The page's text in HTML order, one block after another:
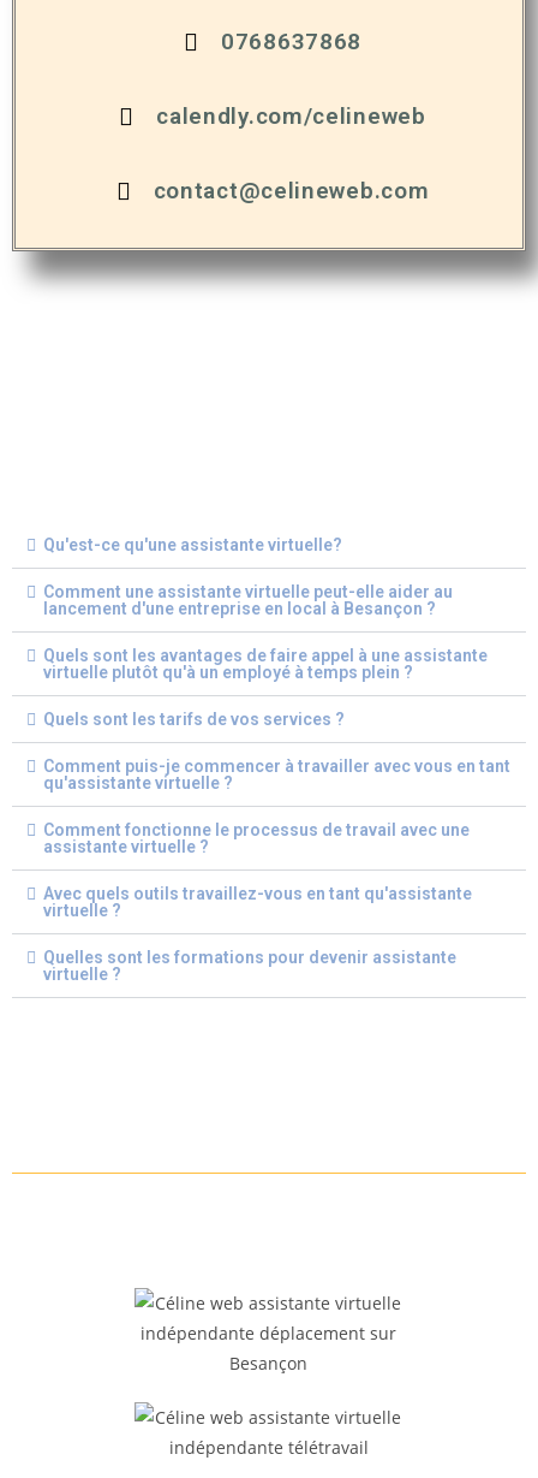
0768637868
calendly.com/celineweb
contact@celineweb.com
Qu'est-ce qu'une assistante virtuelle?
Comment une assistante virtuelle peut-elle aider au
lancement d'une entreprise en local à Besançon ?
Quels sont les avantages de faire appel à une assistante
virtuelle plutôt qu'à un employé à temps plein ?
Quels sont les tarifs de vos services ?
Comment puis-je commencer à travailler avec vous en tant
qu'assistante virtuelle ?
Comment fonctionne le processus de travail avec une
assistante virtuelle ?
Avec quels outils travaillez-vous en tant qu'assistante
virtuelle ?
Quelles sont les formations pour devenir assistante
virtuelle ?